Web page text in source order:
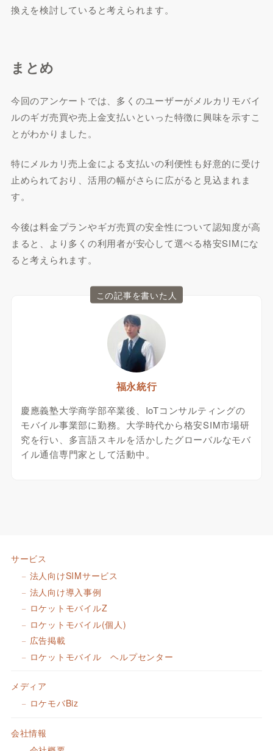
換えを検討していると考えられます。
まとめ
今回のアンケートでは、多くのユーザーがメルカリモバイ
ルのギガ売買や売上金支払いといった特徴に興味を示すこ
とがわかりました。
特にメルカリ売上金による支払いの利便性も好意的に受け
止められており、活用の幅がさらに広がると見込まれま
す。
今後は料金プランやギガ売買の安全性について認知度が高
まると、より多くの利用者が安心して選べる格安SIMにな
ると考えられます。
この記事を書いた人
福永統行
慶應義塾大学商学部卒業後、IoTコンサルティングの
モバイル事業部に勤務。大学時代から格安SIM市場研
究を行い、多言語スキルを活かしたグローバルなモバ
イル通信専門家として活動中。
サービス
法人向けSIMサービス
法人向け導入事例
ロケットモバイルZ
ロケットモバイル(個人)
広告掲載
ロケットモバイル ヘルプセンター
メディア
ロケモバBiz
会社情報